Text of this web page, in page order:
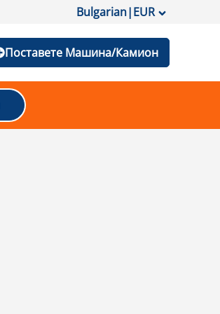
Bulgarian|EUR
Поставете Машина/Камион